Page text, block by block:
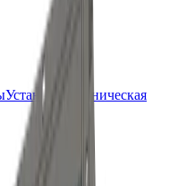
Установки
Техническая